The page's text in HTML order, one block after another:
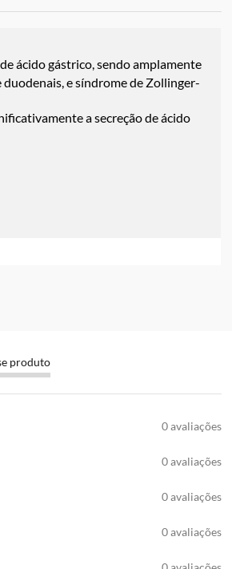
ácido gástrico, sendo amplamente
e síndrome de Zollinger-
a secreção de ácido
produto
0 avaliações
0 avaliações
0 avaliações
0 avaliações